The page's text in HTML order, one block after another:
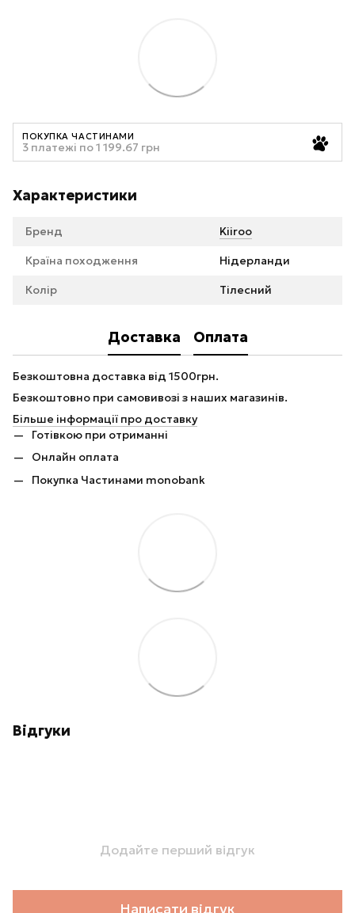
ПОКУПКА ЧАСТИНАМИ
3 платежі по 1 199.67 грн
Характеристики
Бренд Kiiroo
Країна походження Нідерланди
Колір Тілесний
Доставка Оплата
Безкоштовна доставка від 1500грн.
Безкоштовно при самовивозі з наших магазинів.
Більше інформації про доставку
Готівкою при отриманні
Онлайн оплата
Покупка Частинами monobank
Відгуки
Додайте перший відгук
Написати відгук